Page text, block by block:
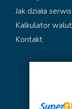
Jak działa
Kalkulator
Kontakt